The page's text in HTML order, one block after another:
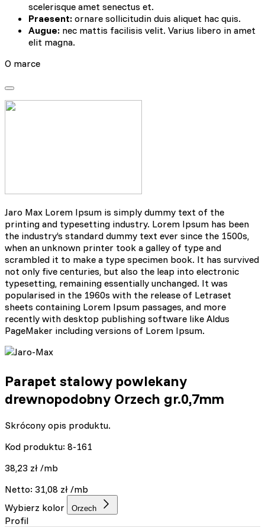
scelerisque amet senectus et.
Praesent: ornare sollicitudin duis aliquet hac quis.
Augue: nec mattis facilisis velit. Varius libero in amet
elit magna.
O marce
Jaro Max Lorem Ipsum is simply dummy text of the
printing and typesetting industry. Lorem Ipsum has been
the industry’s standard dummy text ever since the 1500s,
when an unknown printer took a galley of type and
scrambled it to make a type specimen book. It has survived
not only five centuries, but also the leap into electronic
typesetting, remaining essentially unchanged. It was
popularised in the 1960s with the release of Letraset
sheets containing Lorem Ipsum passages, and more
recently with desktop publishing software like Aldus
PageMaker including versions of Lorem Ipsum.
Parapet stalowy powlekany
drewnopodobny Orzech gr.0,7mm
Skrócony opis produktu.
Kod produktu: 8-161
38,23 zł /mb
Netto: 31,08 zł /mb
Wybierz kolor
Orzech
Profil